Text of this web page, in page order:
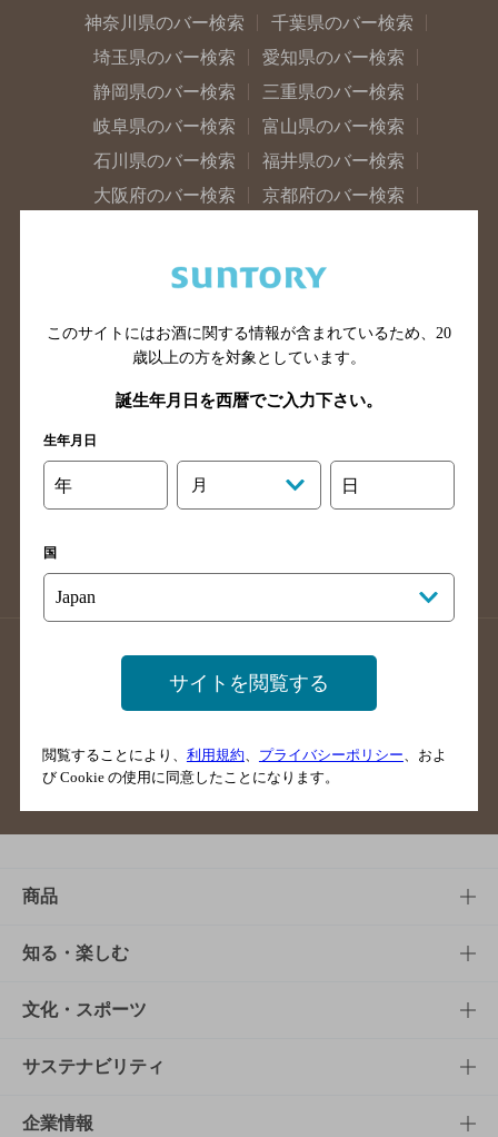
神奈川県のバー検索
千葉県のバー検索
埼玉県のバー検索
愛知県のバー検索
静岡県のバー検索
三重県のバー検索
岐阜県のバー検索
富山県のバー検索
石川県のバー検索
福井県のバー検索
大阪府のバー検索
京都府のバー検索
滋賀県のバー検索
和歌山県のバー検索
山口県のバー検索
鳥取県のバー検索
島根県のバー検索
徳島県のバー検索
香川県のバー検索
愛媛県のバー検索
高知県のバー検索
長崎県のバー検索
佐賀県のバー検索
大分県のバー検索
熊本県のバー検索
沖縄県のバー検索
店舗登録方法のご案内
店舗情報更新方法のご案内
掲載店舗様ログイン
ご意見・ご感想
商品
商品TOP
商品一覧
商品発売情報
栄養成分一覧
知る・楽しむ
知る・楽しむTOP
キャンペーン
工場見学
文化・スポーツ
文化・スポーツTOP
サントリーホール
サステナビリティ
サステナビリティTOP
企業情報
このサイトにはお酒に関する情報が含まれているため、 20
歳以上の方を対象としています。
誕生年月日を西暦でご入力下さい。
生年月日
年 月 日
国
サイトを閲覧する
閲覧することにより、 利用規約 プライバシーポリシー 、およ
び Cookie の使用に同意したことになります。